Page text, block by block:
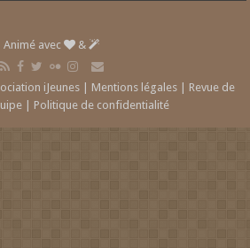
Animé avec &
iJeunes | Mentions légales
Revue de
Politique de confidentialité